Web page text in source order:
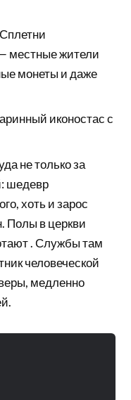
местные жители
монеты и даже
иконостас с
не только за
шедевр
хоть и зарос
Полы в церкви
. Службы там
человеческой
медленно